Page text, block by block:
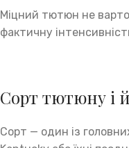
Міцний тютюн не
фактичну
Сорт тютюну і
Сорт — один із